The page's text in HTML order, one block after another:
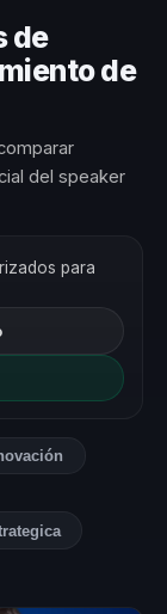
de
de
del speaker
para